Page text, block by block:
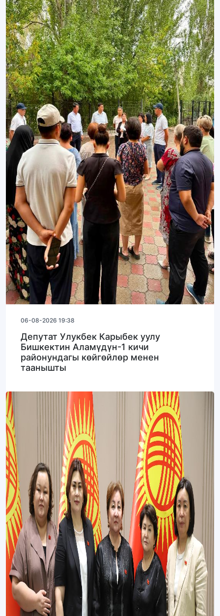
06-08-2026 19:38
Депутат Улукбек Карыбек уулу
Бишкектин Аламүдүн-1 кичи
районундагы көйгөйлөр менен
таанышты